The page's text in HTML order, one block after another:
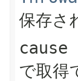
保存さ
cause
で取得